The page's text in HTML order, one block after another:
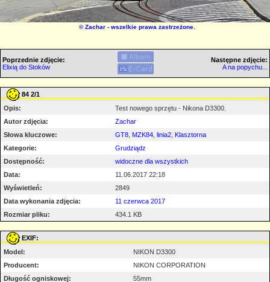
©Zachar- wszelkie prawa zastrzeżone.
Poprzednie zdjęcie:
Elixią do Stoków
Następne zdjęcie:
A na popychu...
84 2/1
Opis:
Test nowego sprzętu - Nikona D3300.
Autor zdjęcia:
Zachar
Słowa kluczowe:
GT8 MZK84 linia2
Klasztorna
Kategorie:
Grudziądz
Dostępność:
widoczne dla wszystkich
Data:
11.06.2017 22:18
Wyświetleń:
2849
Data wykonania zdjęcia:
11 czerwca 2017
Rozmiar pliku:
434.1 KB
EXIF:
Model:
NIKON D3300
Producent:
NIKON CORPORATION
Długość ogniskowej:
55mm